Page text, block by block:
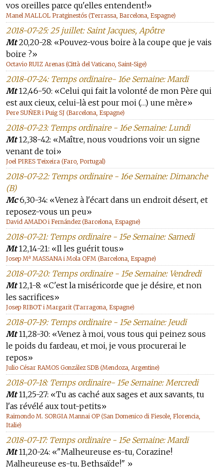
vos oreilles parce qu'elles entendent!»
Manel MALLOL Pratginestós (Terrassa, Barcelona, Espagne)
2018-07-25: 25 juillet: Saint Jacques, Apôtre
Mt20,20-28: «Pouvez-vous boire à la coupe que je vais
boire ?»
Octavio RUIZ Arenas (Città del Vaticano, Saint-Sige)
2018-07-24: Temps ordinaire- 16e Semaine: Mardi
Mt12,46-50: «Celui qui fait la volonté de mon Père qui
est aux cieux, celui-là est pour moi (…) une mère»
Pere SUÑER i Puig SJ (Barcelona, Espagne)
2018-07-23: Temps ordinaire - 16e Semaine: Lundi
Mt12,38-42: «Maître, nous voudrions voir un signe
venant de toi»
Joel PIRES Teixeira (Faro, Portugal)
2018-07-22: Temps ordinaire - 16e Semaine: Dimanche
(B)
Mc6,30-34: «Venez à l'écart dans un endroit désert, et
reposez-vous un peu»
David AMADO i Fernández (Barcelona, Espagne)
2018-07-21: Temps ordinaire - 15e Semaine: Samedi
Mt12,14-21: «Il les guérit tous»
Josep Mª MASSANA i Mola OFM (Barcelona, Espagne)
2018-07-20: Temps ordinaire - 15e Semaine: Vendredi
Mt12,1-8: «C'est la miséricorde que je désire, et non
les sacrifices»
Josep RIBOT i Margarit (Tarragona, Espagne)
2018-07-19: Temps ordinaire - 15e Semaine: Jeudi
Mt11,28-30: «Venez à moi, vous tous qui peinez sous
le poids du fardeau, et moi, je vous procurerai le
repos»
Julio César RAMOS González SDB (Mendoza, Argentine)
2018-07-18: Temps ordinaire- 15e Semaine: Mercredi
Mt11,25-27: «Tu as caché aux sages et aux savants, tu
l'as révélé aux tout-petits»
Raimondo M. SORGIA Mannai OP (San Domenico di Fiesole, Florencia,
Italie)
2018-07-17: Temps ordinaire - 15e Semaine: Mardi
Mt11,20-24: «"Malheureuse es-tu, Corazine!
Malheureuse es-tu, Bethsaïde!" »